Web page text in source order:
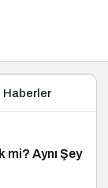
Haberler
mi? Aynı Şey